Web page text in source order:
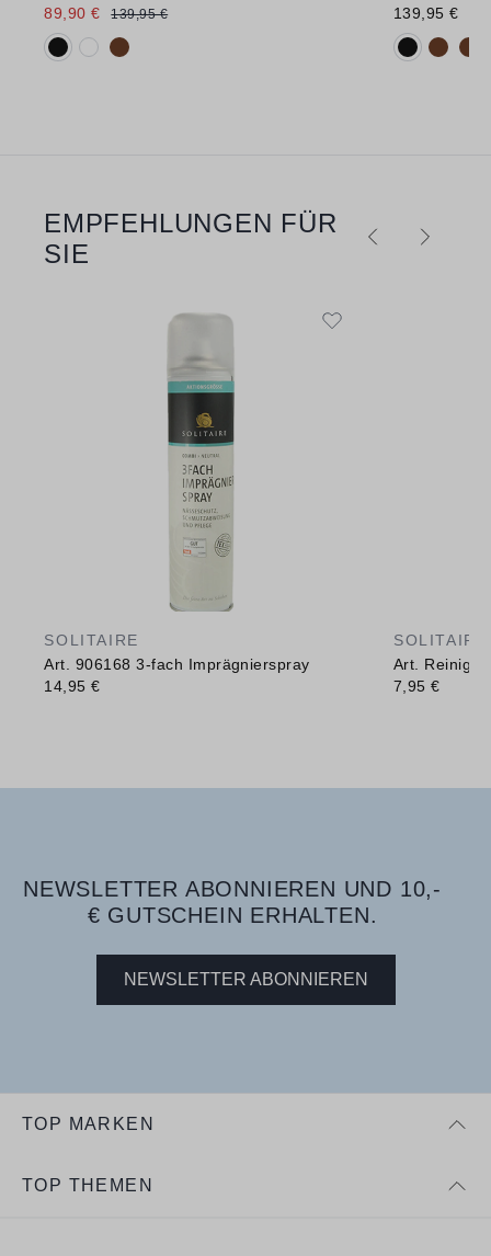
89,90 € 139,95 €
Verfügbare Farbvarianten:
139,95 €
Verfügbare
Produktgalerie überspringen
EMPFEHLUNGEN FÜR
SIE
SOLITAIRE
Art. 906168 3-fach Imprägnierspray
14,95 €
SOLITAIRE
Art.
7,95 €
NEWSLETTER ABONNIEREN UND 10,-
€ GUTSCHEIN ERHALTEN.
NEWSLETTER ABONNIEREN
TOP MARKEN
TOP THEMEN